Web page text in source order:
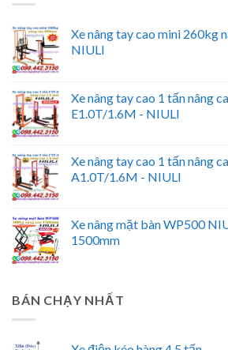
Xe nâng tay cao mini 260kg
NIULI
Xe nâng tay cao 1 tấn nâng
E1.0T/1.6M - NIULI
Xe nâng tay cao 1 tấn nâng
A1.0T/1.6M - NIULI
Xe nâng mặt bàn WP500
1500mm
BÁN CHẠY NHẤT